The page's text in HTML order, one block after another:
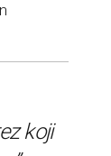
koji